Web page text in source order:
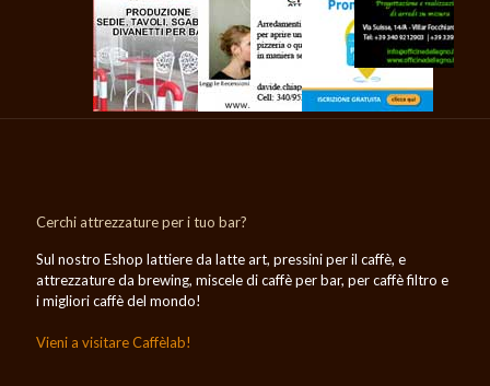
Cerchi attrezzature per i tuo bar?
Sul nostro Eshop lattiere da latte art, pressini per il caffè, e
attrezzature da brewing, miscele di caffè per bar, per caffè filtro e
i migliori caffè del mondo!
Vieni a visitare Caffèlab!